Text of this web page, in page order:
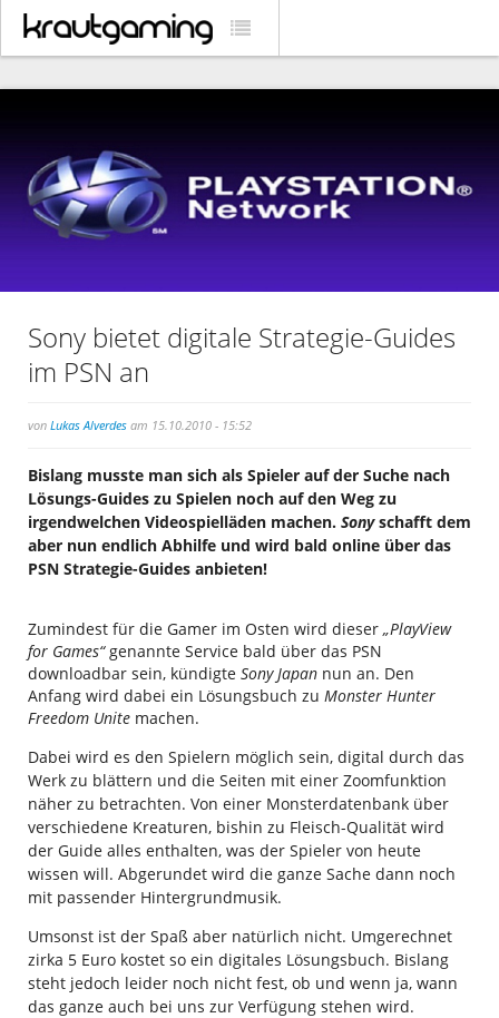
Sony bietet digitale Strategie-Guides
im PSN an
von Lukas Alverdes am 15.10.2010 - 15:52
Bislang musste man sich als Spieler auf der Suche nach
Lösungs-Guides zu Spielen noch auf den Weg zu
irgendwelchen Videospielläden machen. Sonyschafft dem
aber nun endlich Abhilfe und wird bald online über das
PSN Strategie-Guides anbieten!
Zumindest für die Gamer im Osten wird dieser „PlayView
for Games“genannte Service bald über das PSN
downloadbar sein, kündigte Sony Japan nun an. Den
Anfang wird dabei ein Lösungsbuch zu Monster Hunter
Freedom Unite machen.
Dabei wird es den Spielern möglich sein, digital durch das
Werk zu blättern und die Seiten mit einer Zoomfunktion
näher zu betrachten. Von einer Monsterdatenbank über
verschiedene Kreaturen, bishin zu Fleisch-Qualität wird
der Guide alles enthalten, was der Spieler von heute
wissen will. Abgerundet wird die ganze Sache dann noch
mit passender Hintergrundmusik.
Umsonst ist der Spaß aber natürlich nicht. Umgerechnet
zirka 5 Euro kostet so ein digitales Lösungsbuch. Bislang
steht jedoch leider noch nicht fest, ob und wenn ja, wann
das ganze auch bei uns zur Verfügung stehen wird.